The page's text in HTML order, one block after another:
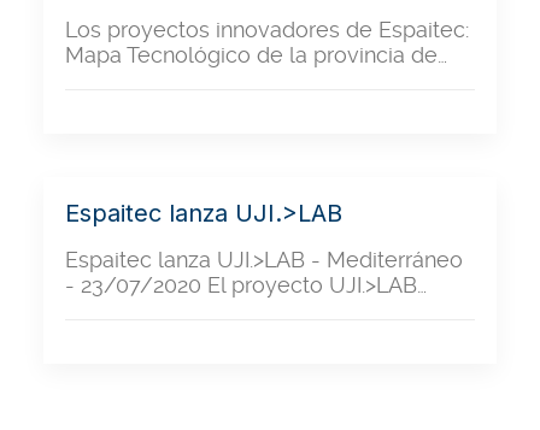
Los proyectos innovadores de Espaitec:
Mapa Tecnológico de la provincia de…
Espaitec lanza UJI.>LAB
Espaitec lanza UJI.>LAB - Mediterráneo
- 23/07/2020 El proyecto UJI.>LAB…